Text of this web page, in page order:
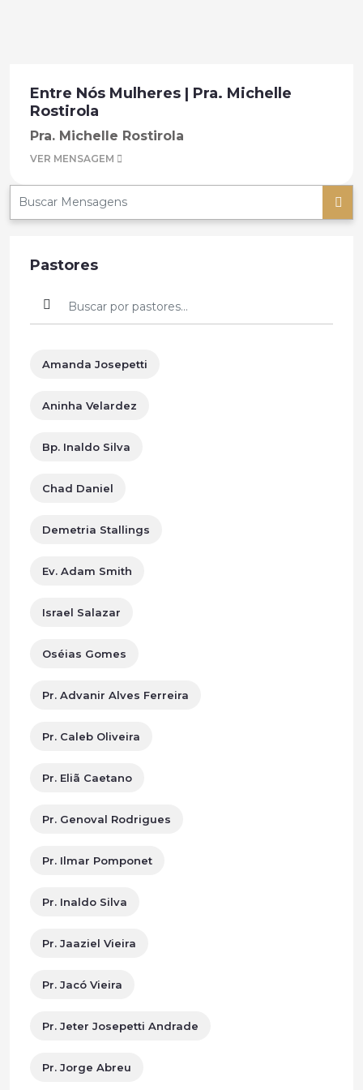
Entre Nós Mulheres | Pra. Michelle
Rostirola
Pra. Michelle Rostirola
VER MENSAGEM
Pastores
Amanda Josepetti
Aninha Velardez
Bp. Inaldo Silva
Chad Daniel
Demetria Stallings
Ev. Adam Smith
Israel Salazar
Oséias Gomes
Pr. Advanir Alves Ferreira
Pr. Caleb Oliveira
Pr. Eliã Caetano
Pr. Genoval Rodrigues
Pr. Ilmar Pomponet
Pr. Inaldo Silva
Pr. Jaaziel Vieira
Pr. Jacó Vieira
Pr. Jeter Josepetti Andrade
Pr. Jorge Abreu